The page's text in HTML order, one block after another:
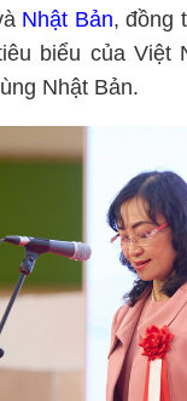
Nhật Bản, đồng
biểu của Việt
Nhật Bản.